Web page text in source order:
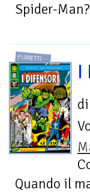
Spider-
FUMETTI
I
di
Quando il